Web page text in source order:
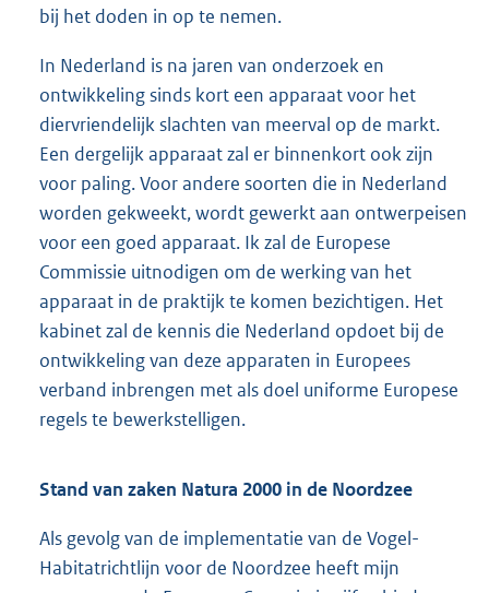
bij het doden in op te nemen.
In Nederland is na jaren van onderzoek en
ontwikkeling sinds kort een apparaat voor het
diervriendelijk slachten van meerval op de markt.
Een dergelijk apparaat zal er binnenkort ook zijn
voor paling. Voor andere soorten die in Nederland
worden gekweekt, wordt gewerkt aan ontwerpeisen
voor een goed apparaat. Ik zal de Europese
Commissie uitnodigen om de werking van het
apparaat in de praktijk te komen bezichtigen. Het
kabinet zal de kennis die Nederland opdoet bij de
ontwikkeling van deze apparaten in Europees
verband inbrengen met als doel uniforme Europese
regels te bewerkstelligen.
Stand van zaken Natura 2000 in de Noordzee
Als gevolg van de implementatie van de Vogel-
Habitatrichtlijn voor de Noordzee heeft mijn